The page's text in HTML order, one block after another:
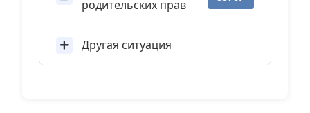
родительских прав
Другая ситуация